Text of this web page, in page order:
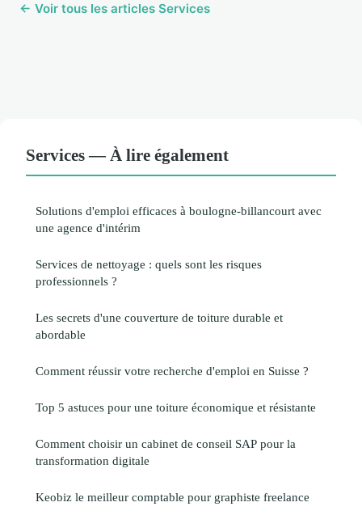
← Voir tous les articles Services
Services — À lire également
Solutions d'emploi efficaces à boulogne-billancourt avec
une agence d'intérim
Services de nettoyage : quels sont les risques
professionnels ?
Les secrets d'une couverture de toiture durable et
abordable
Comment réussir votre recherche d'emploi en Suisse ?
Top 5 astuces pour une toiture économique et résistante
Comment choisir un cabinet de conseil SAP pour la
transformation digitale
Keobiz le meilleur comptable pour graphiste freelance